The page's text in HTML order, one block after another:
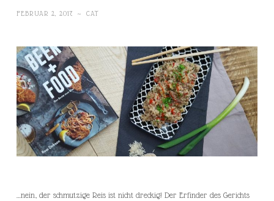
FEBRUAR 2, 2017 ~ CAT
…nein, der schmutzige Reis ist nicht dreckig! Der Erfinder des Gerichts